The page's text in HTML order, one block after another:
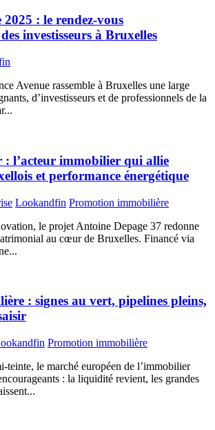
: le rendez-vous
investisseurs à Bruxelles
Avenue rassemble à Bruxelles une large
d’investisseurs et de professionnels de la
l’acteur immobilier qui allie
et performance énergétique
Lookandfin Promotion immobilière
le projet Antoine Depage 37 redonne
au cœur de Bruxelles. Financé via
: signes au vert, pipelines pleins,
Promotion immobilière
teinte, le marché européen de l’immobilier
: la liquidité revient, les grandes